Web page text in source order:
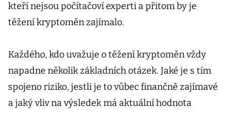
kteří nejsou počítačoví experti a přitom by je
těžení kryptoměn zajímalo.
Každého, kdo uvažuje o těžení kryptoměn vždy
napadne několik základních otázek. Jaké je s tím
spojeno riziko, jestli je to vůbec finančně zajímavé
a jaký vliv na výsledek má aktuální hodnota